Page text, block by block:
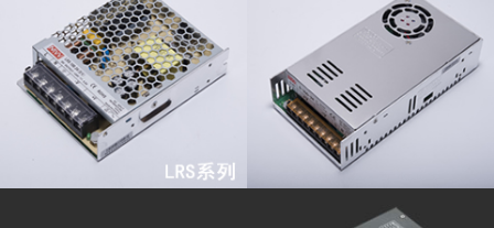
查看更多 查看更多